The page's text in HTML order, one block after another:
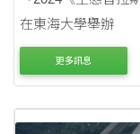
在東海大學舉辦
更多訊息